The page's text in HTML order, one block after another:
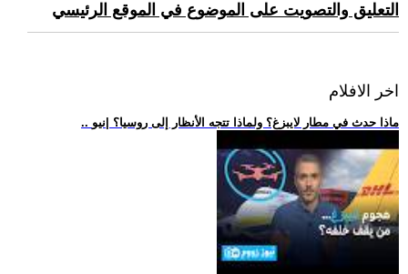
التعليق والتصويت على الموضوع في الموقع الرئيسي
اخر الافلام
.. ماذا حدث في مطار لايبزغ؟ ولماذا تتجه الأنظار إلى روسيا؟ |نيو